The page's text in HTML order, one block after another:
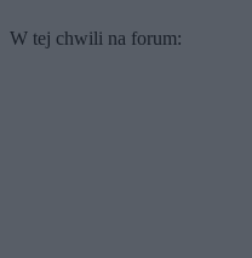
W tej chwili na forum: